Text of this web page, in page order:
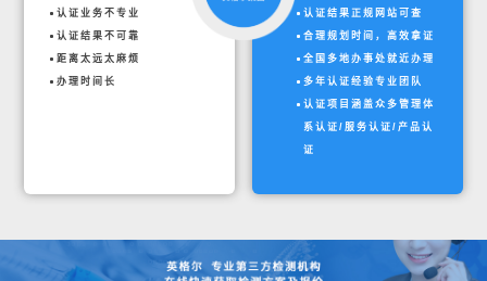
认证业务不专业
认证结果不可靠
距离太远太麻烦
办理时间长
认证结果正规网站可查
合理规划时间，高效拿证
全国多地办事处就近办理
多年认证经验专业团队
认证项目涵盖众多管理体
系认证/服务认证/产品认
证